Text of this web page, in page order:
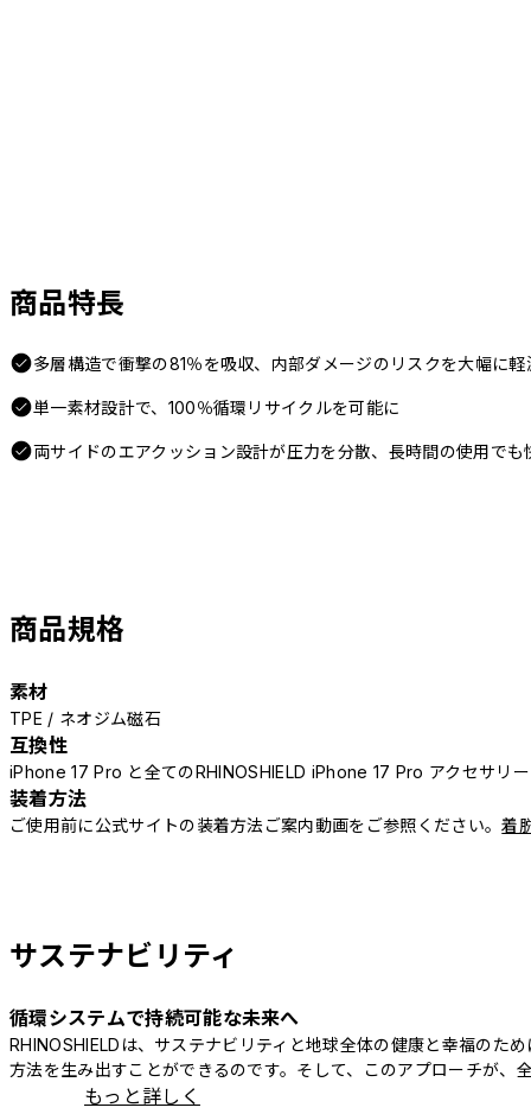
商品特長
多層構造で衝撃の81％を吸収、内部ダメージのリスクを大幅に軽
単一素材設計で、100％循環リサイクルを可能に
両サイドのエアクッション設計が圧力を分散、長時間の使用でも
商品規格
素材
TPE / ネオジム磁石
互換性
iPhone 17 Pro と全てのRHINOSHIELD iPhone 17 Pro アクセサリ
装着方法
ご使用前に公式サイトの装着方法ご案内動画をご参照ください。着
サステナビリティ
循環システムで持続可能な未来へ
RHINOSHIELDは、サステナビリティと地球全体の健康と幸福のた
方法を生み出すことができるのです。そして、このアプローチが
もっと詳しく